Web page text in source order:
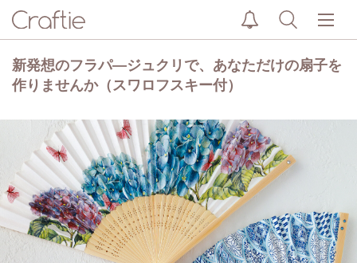
新発想のフラパ―ジュクリで、あなただけの扇子を
作りませんか（スワロフスキー付）